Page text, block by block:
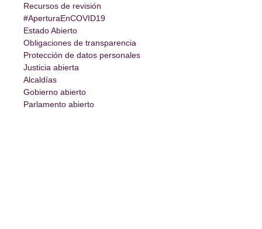
Recursos de revisión
#AperturaEnCOVID19
Estado Abierto
Obligaciones de transparencia
Protección de datos personales
Justicia abierta
Alcaldías
Gobierno abierto
Parlamento abierto